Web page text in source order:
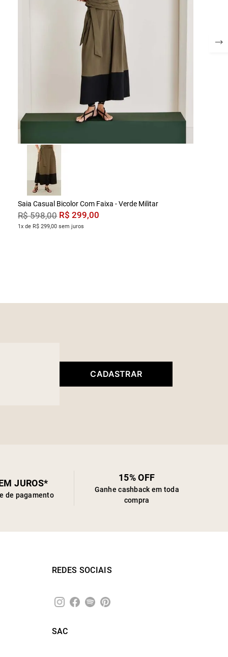
Saia Casual Bicolor Com Faixa - Verde Militar
R$ 598,00 R$ 299,00
1x de R$ 299,00 sem juros
CADASTRAR
JUROS*
de pagamento
15% OFF
Ganhe cashback em toda
compra
REDES SOCIAIS
SAC